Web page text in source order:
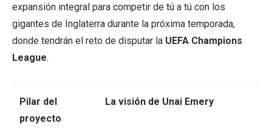
expansión integral para competir de tú a tú con los
gigantes de Inglaterra durante la próxima temporada,
donde tendrán el reto de disputar la UEFA Champions
League.
Pilar del
proyecto
La visión de Unai Emery